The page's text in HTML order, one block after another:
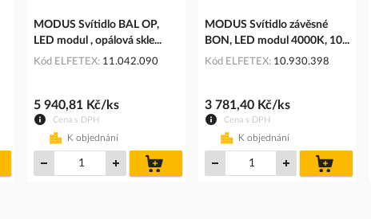
košíku
MODUS Svítidlo BAL OP,
LED modul , opálová skle...
Kód ELFETEX 11.042.090
Cena s DPH
5 940,81 Kč/ks
K objednání
košíku
MODUS Svítidlo závěsné
BON, LED modul 4000K, 10...
Kód ELFETEX 10.930.398
Cena s DPH
3 781,40 Kč/ks
K objednání
košíku